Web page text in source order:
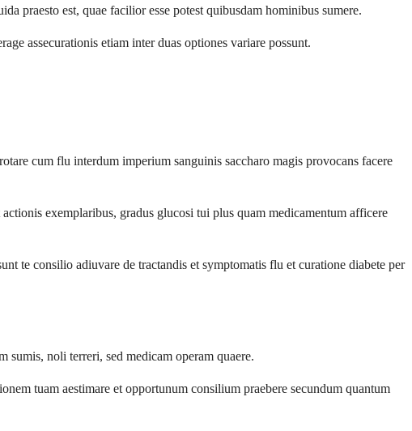
praesto est, quae facilior esse potest quibusdam hominibus sumere.
assecurationis etiam inter duas optiones variare possunt.
cum flu interdum imperium sanguinis saccharo magis provocans facere
exemplaribus, gradus glucosi tui plus quam medicamentum afficere
te consilio adiuvare de tractandis et symptomatis flu et curatione diabete per
noli terreri, sed medicam operam quaere.
tuam aestimare et opportunum consilium praebere secundum quantum